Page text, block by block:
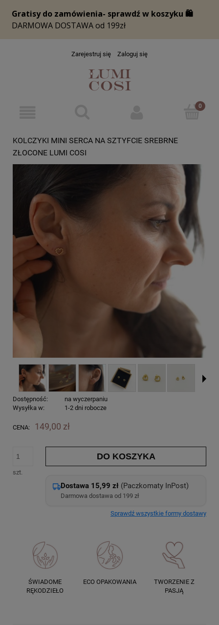
Zarejestruj się Zaloguj się
KOLCZYKI MINI SERCA NA SZTYFCIE SREBRNE
ZŁOCONE LUMI COSI
Dostępność:
na wyczerpaniu
Wysyłka w:
1-2 dni robocze
CENA: 149,00 zł
szt.
DO KOSZYKA
Dostawa 15,99 zł (Paczkomaty InPost)
Darmowa dostawa od 199 zł
Sprawdź wszystkie formy dostawy
ŚWIADOME
RĘKODZIEŁO
ECO OPAKOWANIA
TWORZENIE Z
PASJĄ